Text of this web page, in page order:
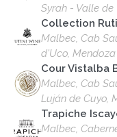
Syrah - Valle
Collection
Malbec, Cab
d'Uco, Mendoza
Cour Vistalba
Malbec, Cab
Luján de Cuyo,
Trapiche
Malbec,